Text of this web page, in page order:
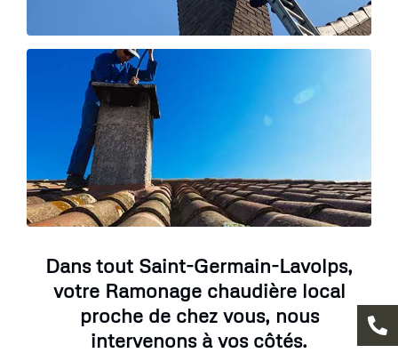
Dans tout Saint-Germain-Lavolps,
votre Ramonage chaudière local
proche de chez vous, nous
intervenons à vos côtés.